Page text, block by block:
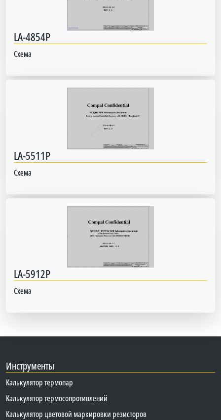
LA-4854P
Схема
LA-5511P
Схема
LA-5912P
Схема
Инструменты
Калькулятор термопар
Калькулятор термосопротивлений
Калькулятор цветовой маркировки резисторов